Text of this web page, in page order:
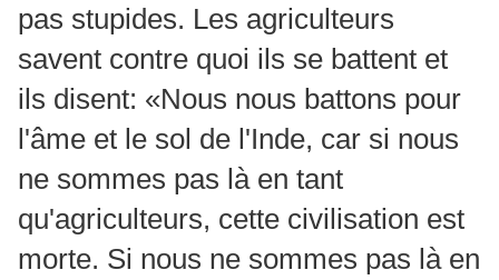
pas stupides. Les agriculteurs
savent contre quoi ils se battent et
ils disent: «Nous nous battons pour
l'âme et le sol de l'Inde, car si nous
ne sommes pas là en tant
qu'agriculteurs, cette civilisation est
morte. Si nous ne sommes pas là en